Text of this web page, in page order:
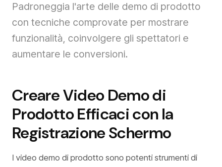
Padroneggia l'arte delle demo di prodotto
con tecniche comprovate per mostrare
funzionalità, coinvolgere gli spettatori e
aumentare le conversioni.
Creare Video Demo di
Prodotto Efficaci con la
Registrazione Schermo
I video demo di prodotto sono potenti strumenti di